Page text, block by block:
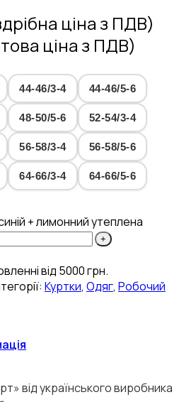
ціна з ПДВ)
ціна з ПДВ)
44-46/3-4 44-46/5-6
48-50/5-6 52-54/3-4
56-58/3-4 56-58/5-6
64-66/3-4 64-66/5-6
+ лимонний утеплена
від 5000 грн.
Куртки, Одяг, Робочий
від українського виробника